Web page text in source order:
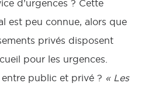
d’urgences ? Cette
est peu connue, alors que
privés disposent
pour les urgences.
public et privé ? « Les